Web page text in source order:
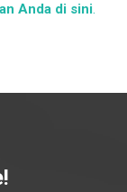
Anda di sini.